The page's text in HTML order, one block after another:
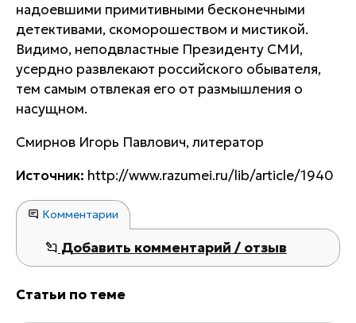
надоевшими примитивными бесконечными
детективами, скоморошеством и мистикой.
Видимо, неподвластные Президенту СМИ,
усердно развлекают российского обывателя,
тем самым отвлекая его от размышления о
насущном.
Смирнов Игорь Павлович, литератор
Источник: http://www.razumei.ru/lib/article/1940
Комментарии
Добавить комментарий / отзыв
Статьи по теме